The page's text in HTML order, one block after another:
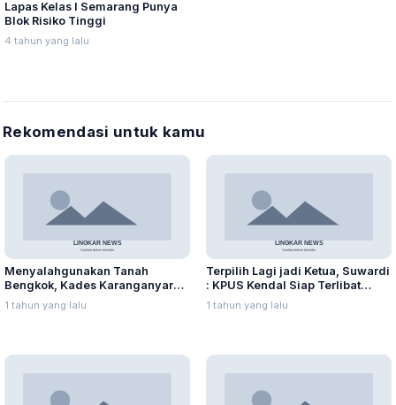
Lapas Kelas I Semarang Punya
Blok Risiko Tinggi
4 tahun yang lalu
Rekomendasi untuk kamu
Menyalahgunakan Tanah
Bengkok, Kades Karanganyar
Ditangkap Kejari
1 tahun yang lalu
Terpilih Lagi jadi Ketua, Suwardi
: KPUS Kendal Siap Terlibat
Suplai Telur untuk MBG
1 tahun yang lalu